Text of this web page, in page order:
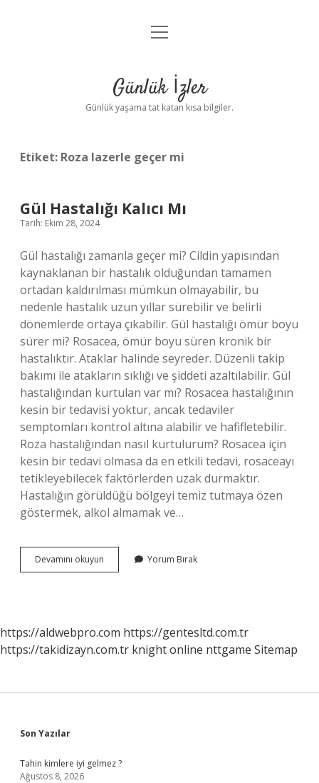
Anasayfa
Yasal Uyarı
menüyü
Günlük İzler
Günlük yaşama tat katan kısa bilgiler.
Etiket: Roza lazerle geçer mi
Gül Hastalığı Kalıcı Mı
Tarih: Ekim 28, 2024
Gül hastalığı zamanla geçer mi? Cildin yapısından
kaynaklanan bir hastalık olduğundan tamamen
ortadan kaldırılması mümkün olmayabilir, bu
nedenle hastalık uzun yıllar sürebilir ve belirli
dönemlerde ortaya çıkabilir. Gül hastalığı ömür boyu
sürer mi? Rosacea, ömür boyu süren kronik bir
hastalıktır. Ataklar halinde seyreder. Düzenli takip
bakımı ile atakların sıklığı ve şiddeti azaltılabilir. Gül
hastalığından kurtulan var mı? Rosacea hastalığının
kesin bir tedavisi yoktur, ancak tedaviler
semptomları kontrol altına alabilir ve hafifletebilir.
Roza hastalığından nasıl kurtulurum? Rosacea için
kesin bir tedavi olmasa da en etkili tedavi, rosaceayı
tetikleyebilecek faktörlerden uzak durmaktır.
Hastalığın görüldüğü bölgeyi temiz tutmaya özen
göstermek, alkol almamak ve…
Devamını okuyun
Hastalığı
Yorum Bırak
https://aldwebpro.com https://gentesltd.com.tr
https://takidizayn.com.tr knight online nttgame Sitemap
Sidebar
Son Yazılar
Tahin kimlere iyi gelmez ?
Ağustos 8, 2026